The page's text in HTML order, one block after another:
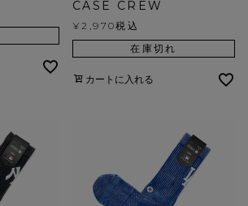
CASE CREW
¥ 2,970税込
在庫切れ
カートに入れる